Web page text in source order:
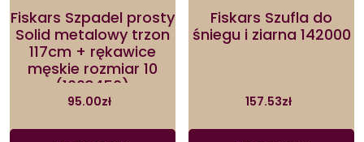
Fiskars Szpadel prosty
Solid metalowy trzon
117cm + rękawice
męskie rozmiar 10
(1003456)
95.00zł
Fiskars Szufla do
śniegu i ziarna 142000
157.53zł